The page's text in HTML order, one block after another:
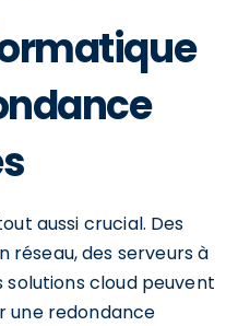
aussi crucial. Des
réseau, des serveurs à
cloud peuvent
une redondance